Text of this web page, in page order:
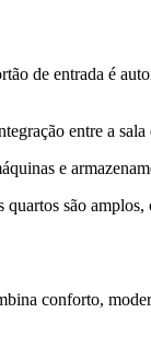
de entrada é
entre a
e
são
conforto,